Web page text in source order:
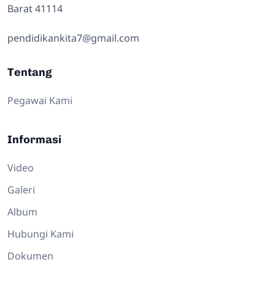
Barat 41114
pendidikankita7@gmail.com
Tentang
Pegawai Kami
Informasi
Video
Galeri
Album
Hubungi Kami
Dokumen